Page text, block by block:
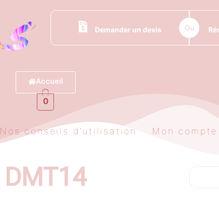
Demander un devis Ou
Accueil
0
Nos conseils d’utilisation Mon compte
DMT14